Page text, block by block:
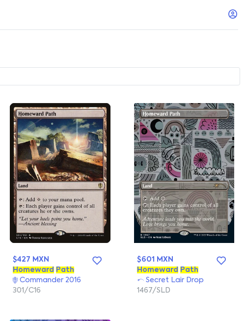
$427 MXN
Homeward
Path
Commander 2016
301/C16
$601 MXN
Homeward
Path
Secret Lair Drop
1467/SLD